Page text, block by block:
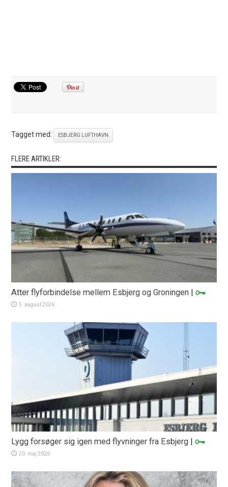
Tagget med: ESBJERG LUFTHAVN
FLERE ARTIKLER:
Atter flyforbindelse mellem Esbjerg og Groningen |
5. august 2026
Lygg forsøger sig igen med flyvninger fra Esbjerg |
20. maj 2026